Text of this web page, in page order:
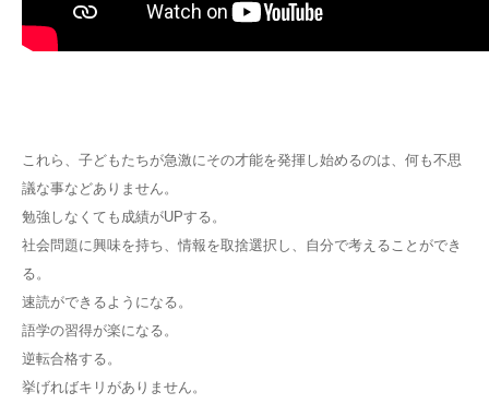
これら、子どもたちが急激にその才能を発揮し始めるのは、何も不思
議な事などありません。
勉強しなくても成績がUPする。
社会問題に興味を持ち、情報を取捨選択し、自分で考えることができ
る。
速読ができるようになる。
語学の習得が楽になる。
逆転合格する。
挙げればキリがありません。